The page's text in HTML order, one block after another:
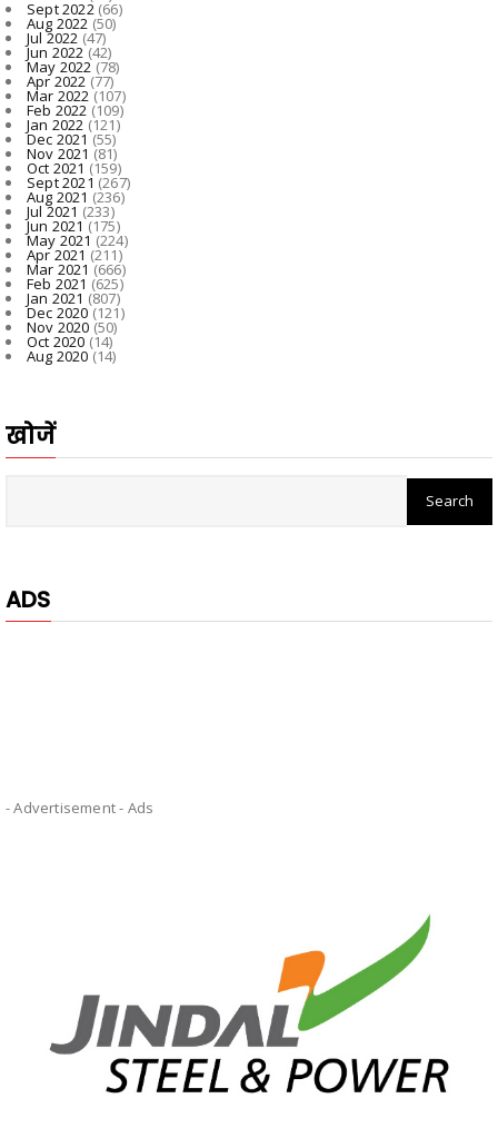
Sept 2022(66)
Aug 2022 (50)
Jul 2022 (47)
Jun 2022(42)
May 2022(78)
Apr 2022 (77)
Mar 2022(107)
Feb 2022 (109)
Jan 2022 (121)
Dec 2021 (55)
Nov 2021 (81)
Oct 2021 (159)
Sept 2021 (267)
Aug 2021 (236)
Jul 2021 (233)
Jun 2021(175)
May 2021(224)
Apr 2021 (211)
Mar 2021 (666)
Feb 2021 (625)
Jan 2021 (807)
Dec 2020(121)
Nov 2020 (50)
Oct 2020 (14)
Aug 2020(14)
खोजें
ADS
- Advertisement - Ads